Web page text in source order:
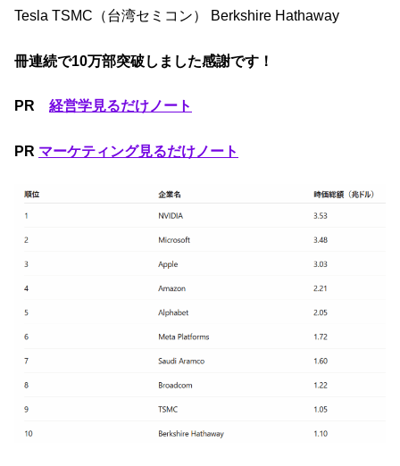
Tesla TSMC（台湾セミコン） Berkshire Hathaway
冊連続で10万部突破しました感謝です！
PR 経営学見るだけノート
PR マーケティング見るだけノート